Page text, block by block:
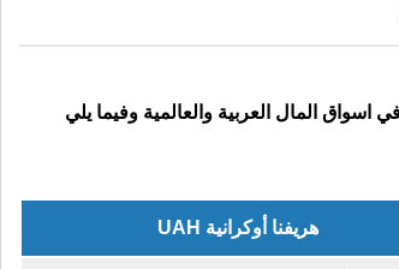
اسواق المال العربية والعالمية وفيما يلي
هريفنا أوكرانية UAH